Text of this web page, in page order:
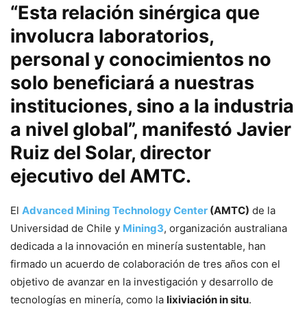
“Esta relación sinérgica que
involucra laboratorios,
personal y conocimientos no
solo beneficiará a nuestras
instituciones, sino a la industria
a nivel global”, manifestó Javier
Ruiz del Solar, director
ejecutivo del AMTC.
El Advanced Mining Technology Center (AMTC) de la
Universidad de Chile y Mining3, organización australiana
dedicada a la innovación en minería sustentable, han
firmado un acuerdo de colaboración de tres años con el
objetivo de avanzar en la investigación y desarrollo de
tecnologías en minería, como la lixiviación in situ.